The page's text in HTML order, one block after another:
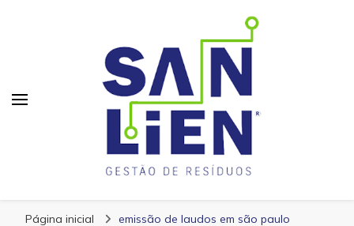
Página inicial emissão de laudos em são paulo